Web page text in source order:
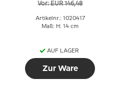
Vor: EUR 146,48
Artikelnr.: 1020417
Maß: H: 14 cm
AUF LAGER
Zur Ware